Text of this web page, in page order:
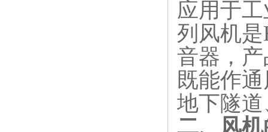
应用于
列风机
音器，
既能作
地下隧
二、风